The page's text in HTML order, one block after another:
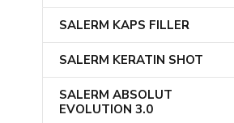
SALERM KAPS FILLER
SALERM KERATIN SHOT
SALERM ABSOLUT
EVOLUTION 3.0